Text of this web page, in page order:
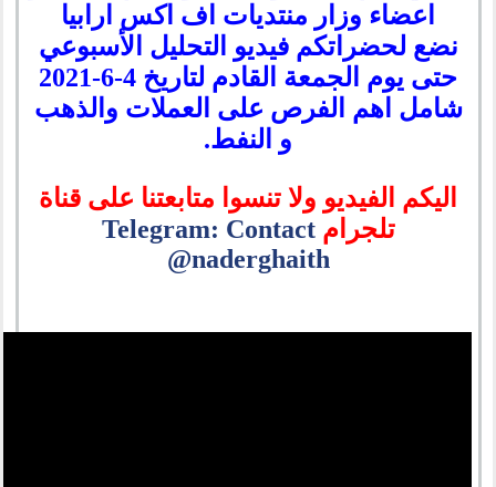
اعضاء وزار منتديات اف اكس ارابيا
نضع لحضراتكم فيديو التحليل الأسبوعي
حتى يوم الجمعة القادم لتاريخ 4-6-2021
شامل اهم الفرص على العملات والذهب
و النفط.
اليكم الفيديو ولا تنسوا متابعتنا على قناة
تلجرامTelegram: Contact
@naderghaith